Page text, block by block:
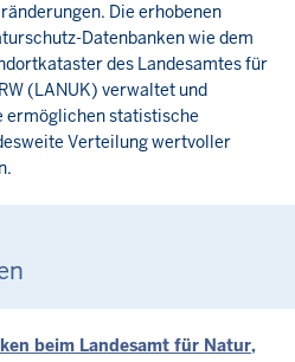
Die erhobenen
Datenbanken wie dem
des Landesamtes für
(LANUK) verwaltet und
ermöglichen statistische
Verteilung wertvoller
beim Landesamt für Natur,